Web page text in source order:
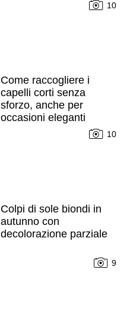
10
Come raccogliere i
capelli corti senza
sforzo, anche per
occasioni eleganti
10
Colpi di sole biondi in
autunno con
decolorazione parziale
9